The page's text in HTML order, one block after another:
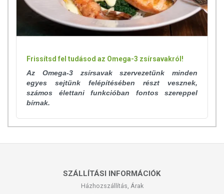
Frissítsd fel tudásod az Omega-3 zsírsavakról!
Az Omega-3 zsírsavak szervezetünk minden
egyes sejtünk felépítésében részt vesznek,
számos élettani funkcióban fontos szereppel
bírnak.
SZÁLLÍTÁSI INFORMÁCIÓK
Házhozszállítás, Árak